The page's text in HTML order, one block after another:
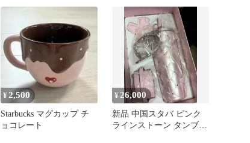
スタ
¥2,500
Starbucks マグカップ チ
ョコレート
¥ 26,000
新品 中国スタバ ピンク
ラインストーン タンブラ